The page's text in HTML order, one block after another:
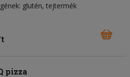
glutén, tejtermék
pizza